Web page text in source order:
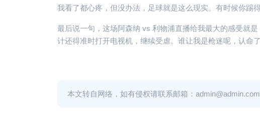
我看了都心疼，但没办法，足球就是这么现实。有时候你踢
最后说一句，这场阿森纳 vs 利物浦直播给我最大的感受就
计还得准时打开电视机，继续受虐。谁让我是枪迷呢，认命了
本文转自网络，如有侵权请联系邮箱：admin@admin.com